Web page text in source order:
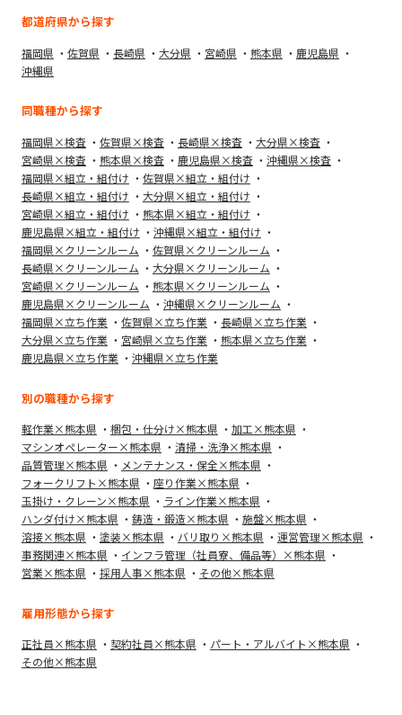
都道府県から探す
福岡県 佐賀県 長崎県 大分県 宮崎県 熊本県
鹿児島県
沖縄県
同職種から探す
福岡県×検査 佐賀県×検査 長崎県×検査
大分県×検査
宮崎県×検査
熊本県×検査 鹿児島県×検査
沖縄県×検査
福岡県×組立・組付け
佐賀県×組立・組付け
長崎県×組立・組付け
大分県×組立・組付け
宮崎県×組立・組付け
熊本県×組立・組付け
鹿児島県×組立・組付け
沖縄県×組立・組付け
福岡県×クリーンルーム
佐賀県×クリーンルーム
長崎県×クリーンルーム
大分県×クリーンルーム
宮崎県×クリーンルーム
熊本県×クリーンルーム
鹿児島県×クリーンルーム
沖縄県×クリーンルーム
福岡県×立ち作業
佐賀県×立ち作業
長崎県×立ち作業
大分県×立ち作業
宮崎県×立ち作業
熊本県×立ち作業
鹿児島県×立ち作業
沖縄県×立ち作業
別の職種から探す
軽作業×熊本県 梱包・仕分け×熊本県
加工×熊本県
マシンオペレーター×熊本県
清掃・洗浄×熊本県
品質管理×熊本県
メンテナンス・保全×熊本県
フォークリフト×熊本県
座り作業×熊本県
玉掛け・クレーン×熊本県
ライン作業×熊本県
ハンダ付け×熊本県
鋳造・鍛造×熊本県
施盤×熊本県
溶接×熊本県
塗装×熊本県 バリ取り×熊本県
運営管理×熊本県
事務関連×熊本県
インフラ管理（社員寮、備品等）×熊本県
営業×熊本県
採用人事×熊本県 その他×熊本県
雇用形態から探す
正社員×熊本県 契約社員×熊本県
パート・アルバイト×熊本県
その他×熊本県